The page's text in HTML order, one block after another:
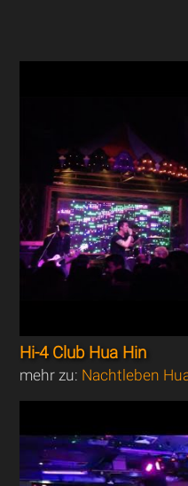
Hi-4 Club Hua Hin
mehr zu: Nachtleben